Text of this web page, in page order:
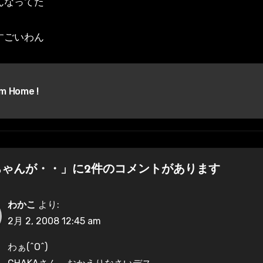
ごいわん
Home !
んが・・」に2件のコメントがあります
わかこ より:
2月 2, 2008 12:45 am
わぁ(^O^)